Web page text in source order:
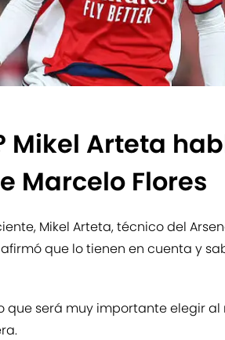
Mikel Arteta
Marcelo Flores
Mikel Arteta, técnico del
que lo tienen en cuenta y
que será muy importante elegir al